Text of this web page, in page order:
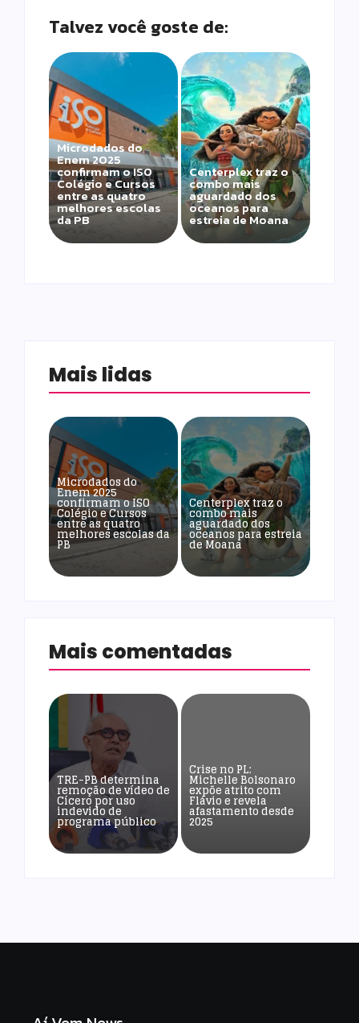
Talvez você goste de:
Microdados do
Enem 2025
confirmam o ISO
Colégio e Cursos
entre as quatro
melhores escolas
da PB
Centerplex traz o
combo mais
aguardado dos
oceanos para
estreia de Moana
Mais lidas
Microdados do
Enem 2025
confirmam o ISO
Colégio e Cursos
entre as quatro
melhores escolas da
PB
Centerplex traz o
combo mais
aguardado dos
oceanos para estreia
de Moana
Mais comentadas
TRE-PB determina
remoção de vídeo de
Cícero por uso
indevido de
programa público
Crise no PL:
Michelle Bolsonaro
expõe atrito com
Flávio e revela
afastamento desde
2025